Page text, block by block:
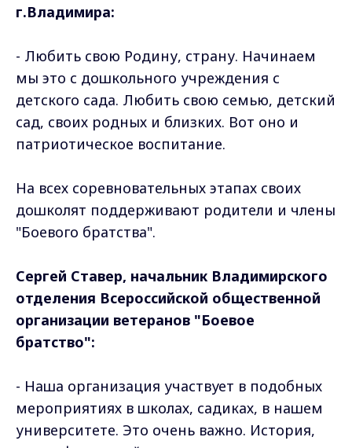
г.Владимира:
- Любить свою Родину, страну. Начинаем
мы это с дошкольного учреждения с
детского сада. Любить свою семью, детский
сад, своих родных и близких. Вот оно и
патриотическое воспитание.
На всех соревновательных этапах своих
дошколят поддерживают родители и члены
"Боевого братства".
Сергей Ставер, начальник Владимирского
отделения Всероссийской общественной
организации ветеранов "Боевое
братство":
- Наша организация участвует в подобных
мероприятиях в школах, садиках, в нашем
университете. Это очень важно. История,